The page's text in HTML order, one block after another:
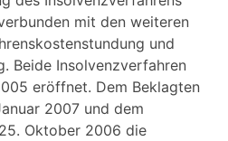
mit den weiteren
und
Beide Insolvenzverfahren
eröffnet. Dem Beklagten
2007 und dem
Oktober 2006 die